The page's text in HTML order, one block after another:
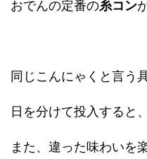
おでんの定番の糸コン
同じこんにゃくと言う
日を分けて投入すると、
また、違った味わいを